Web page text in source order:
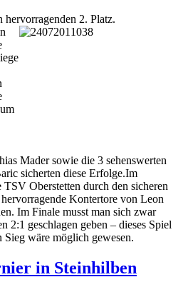
hervorragenden 2. Platz.
Mader sowie die 3 sehenswerten
sicherten diese Erfolge.Im
Oberstetten durch den sicheren
Kontertore von Leon
Im Finale musst man sich zwar
2:1 geschlagen geben – dieses Spiel
Sieg wäre möglich gewesen.
in Steinhilben